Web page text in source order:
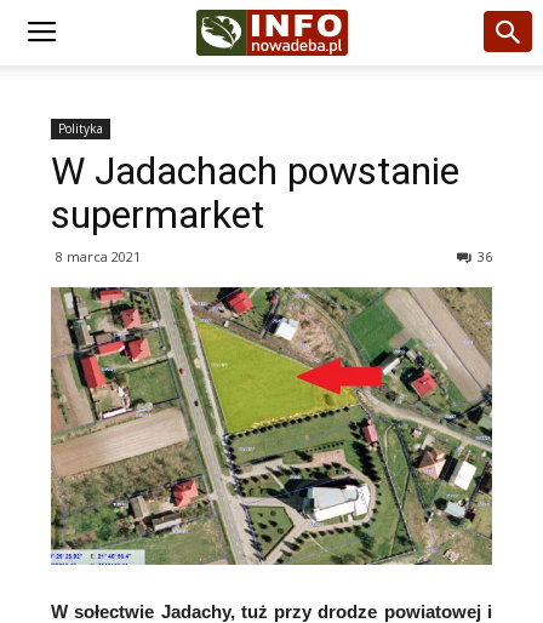
Polityka
W Jadachach powstanie
supermarket
8 marca 2021 36
W sołectwie Jadachy, tuż przy drodze powiatowej i